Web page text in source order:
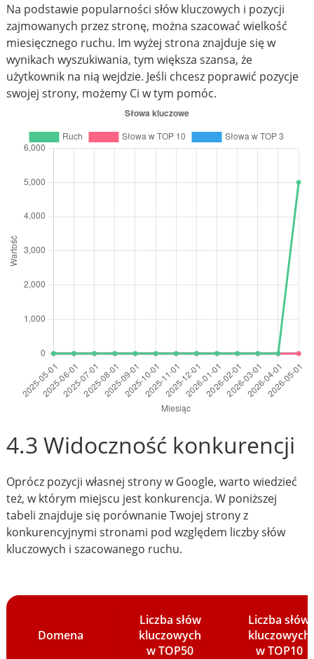
Na podstawie popularności słów kluczowych i pozycji
zajmowanych przez stronę, można szacować wielkość
miesięcznego ruchu. Im wyżej strona znajduje się w
wynikach wyszukiwania, tym większa szansa, że
użytkownik na nią wejdzie. Jeśli chcesz poprawić pozycje
swojej strony, możemy Ci w tym pomóc.
4.3 Widoczność konkurencji
Oprócz pozycji własnej strony w Google, warto wiedzieć
też, w którym miejscu jest konkurencja. W poniższej
tabeli znajduje się porównanie Twojej strony z
konkurencyjnymi stronami pod względem liczby słów
kluczowych i szacowanego ruchu.
Domena
Liczba słów
kluczowych
w TOP50
Liczba słów
kluczowych
w TOP10